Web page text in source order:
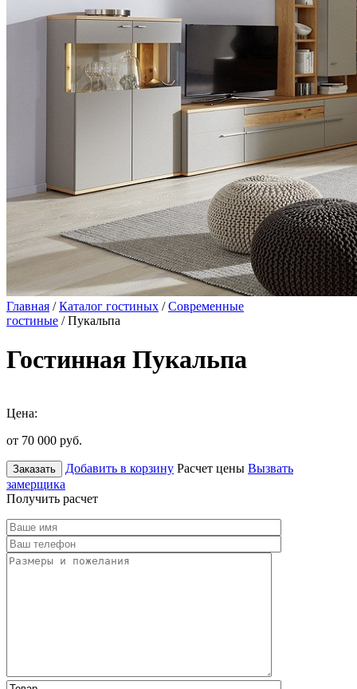
Главная /Каталог гостиных /Современные
гостиные / Пукальпа
Гостинная Пукальпа
Цена:
от 70 000 руб.
Заказать Добавить в корзину Расчет цены Вызвать
замерщика
Получить расчет